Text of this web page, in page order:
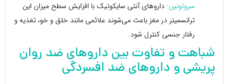
سروتونین: داروهای آنتی سایکوتیک با افزایش سطح میزان این
ترانسمیتر در مغز باعث می‌شوند علائمی مانند خلق و خو، تغذیه و
رفتار جنسی کنترل شود.
شباهت و تفاوت بین داروهای ضد روان
پریشی و داروهای ضد افسردگی